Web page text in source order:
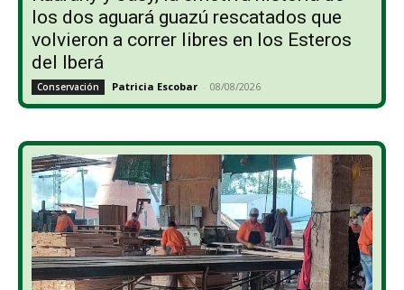
los dos aguará guazú rescatados que
volvieron a correr libres en los Esteros
del Iberá
Conservación Patricia Escobar - 08/08/2026